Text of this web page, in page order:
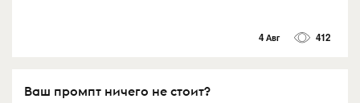
4 Авг 412
Ваш промпт ничего не стоит?